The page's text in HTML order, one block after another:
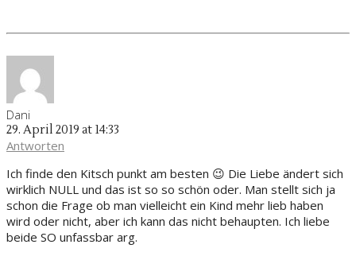
Dani
29. April 2019 at 14:33
Antworten
Ich finde den Kitsch punkt am besten 😉 Die Liebe ändert sich
wirklich NULL und das ist so so schön oder. Man stellt sich ja
schon die Frage ob man vielleicht ein Kind mehr lieb haben
wird oder nicht, aber ich kann das nicht behaupten. Ich liebe
beide SO unfassbar arg.